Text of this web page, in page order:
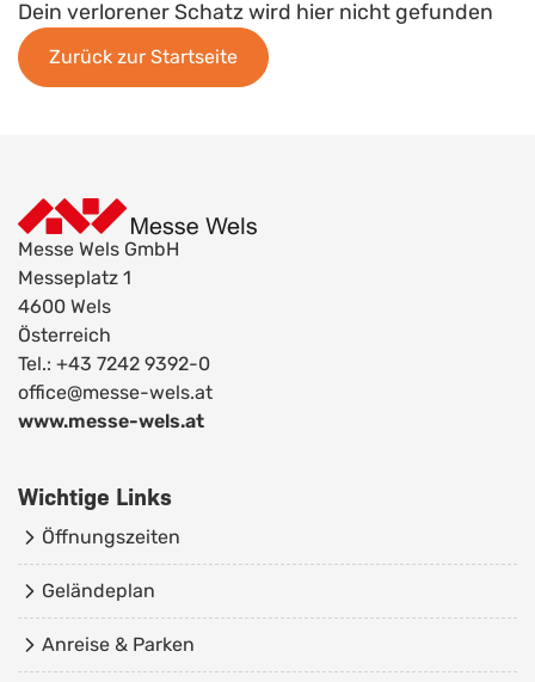
Dein verlorener Schatz wird hier nicht gefunden
Zurück zur Startseite
Messe Wels GmbH
Messeplatz 1
4600 Wels
Österreich
Tel.: +43 7242 9392-0
office@messe-wels.at
www.messe-wels.at
Wichtige Links
Öffnungszeiten
Geländeplan
Anreise & Parken